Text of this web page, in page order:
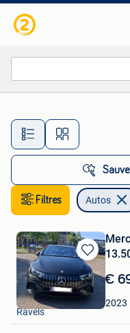
Filtres Autos
Sauvegarder
dans
Mes
Favoris
€
2023
Marcel-MKG
Ravels